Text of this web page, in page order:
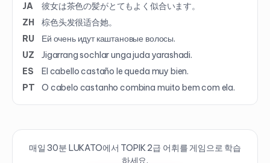
JA
彼女は茶色の髪がとてもよく似合います。
ZH
棕色头发很适合她。
RU
Ей очень идут каштановые волосы.
UZ
Jigarrang sochlar unga juda yarashadi.
ES
El cabello castaño le queda muy bien.
PT
O cabelo castanho combina muito bem com ela.
매일 30분 LUKATO에서 TOPIK2급 어휘를 게임으로 학습
하세요.